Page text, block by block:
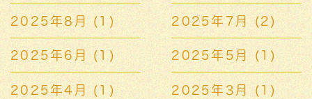
2025年8月 (1) 2025年7月 (2)
2025年6月 (1) 2025年5月 (1)
2025年4月 (1) 2025年3月 (1)